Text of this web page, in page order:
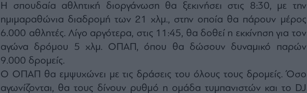
Η σπουδαία αθλητική διοργάνωση θα ξεκινήσει στις 8:30, με την
ημιμαραθώνια διαδρομή των 21 χλμ., στην οποία θα πάρουν μέρος
6.000 αθλητές. Λίγο αργότερα, στις 11:45, θα δοθεί η εκκίνηση για τον
αγώνα δρόμου 5 χλμ. ΟΠΑΠ, όπου θα δώσουν δυναμικό παρών
9.000 δρομείς.
Ο ΟΠΑΠ θα εμψυχώνει με τις δράσεις του όλους τους δρομείς. Όσο
αγωνίζονται, θα τους δίνουν ρυθμό η ομάδα τυμπανιστών και το DJ